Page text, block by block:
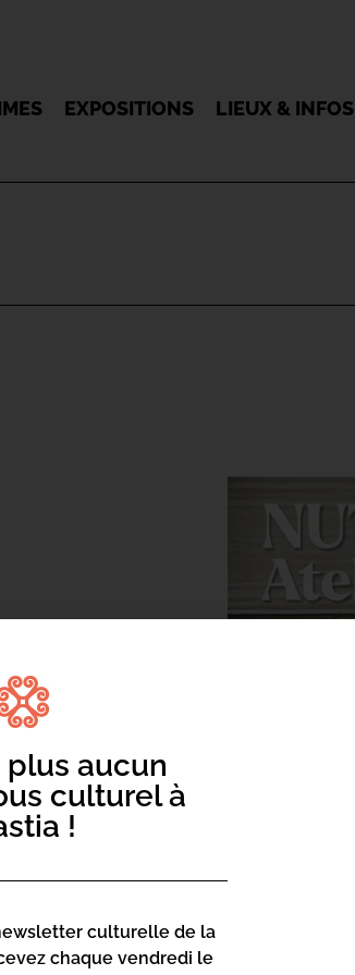
EXPOSITIONS LIEUX & INFOS
à préparer
plus aucun
culturel à
!
culturelle de la
chaque vendredi le